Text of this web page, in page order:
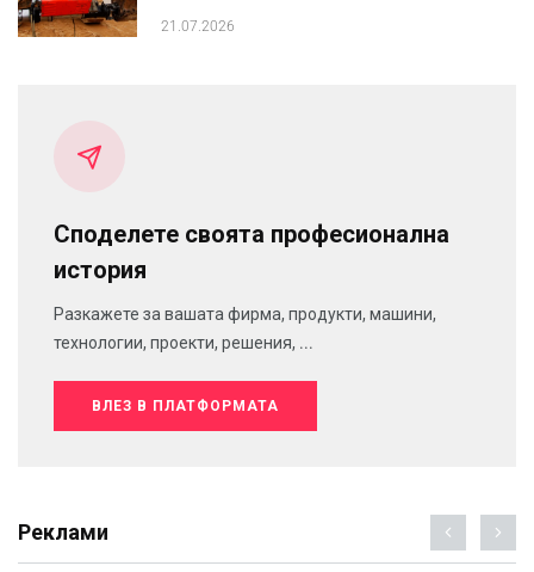
21.07.2026
Споделете своята професионална
история
Разкажете за вашата фирма, продукти, машини,
технологии, проекти, решения, ...
ВЛЕЗ В ПЛАТФОРМАТА
Реклами